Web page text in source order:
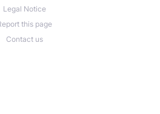
Legal Notice
this page
Contact us